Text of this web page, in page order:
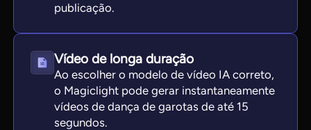
publicação.
Vídeo de longa duração
Ao escolher o modelo de vídeo IA correto,
o Magiclight pode gerar instantaneamente
vídeos de dança de garotas de até 15
segundos.